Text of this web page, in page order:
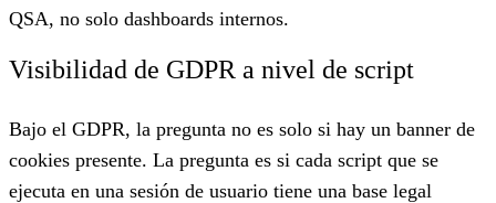
QSA, no solo dashboards internos.
Visibilidad de GDPR a nivel de script
Bajo el GDPR, la pregunta no es solo si hay un banner de
cookies presente. La pregunta es si cada script que se
ejecuta en una sesión de usuario tiene una base legal